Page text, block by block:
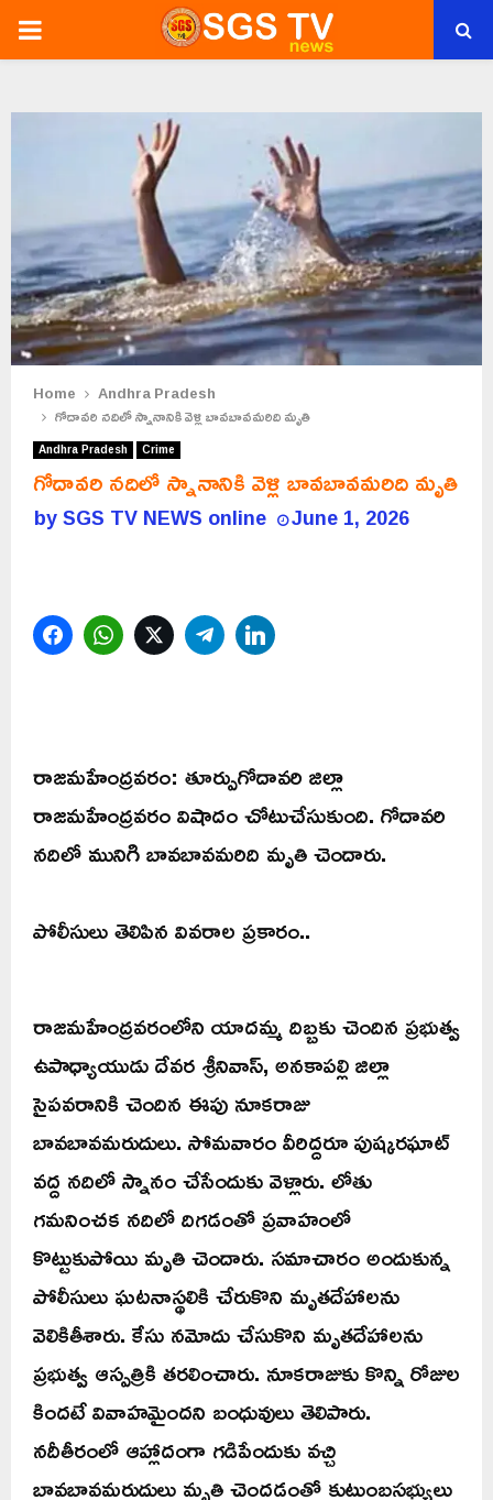
PRIMARY
Home
Andhra Pradesh
గోదావరి నదిలో స్నానానికి వెళ్లి బావబావమరిది మృతి
Andhra Pradesh Crime
గోదావరి నదిలో స్నానానికి వెళ్లి బావబావమరిది మృతి
bySGS TV NEWS online June 1, 2026
FacebookWhatsAppTwitterTelegram
రాజమహేంద్రవరం: తూర్పుగోదావరి జిల్లా
రాజమహేంద్రవరం విషాదం చోటుచేసుకుంది. గోదావరి
నదిలో మునిగి బావబావమరిది మృతి చెందారు.
పోలీసులు తెలిపిన వివరాల ప్రకారం..
రాజమహేంద్రవరంలోని యాదమ్మ దిబ్బకు చెందిన ప్రభుత్వ
ఉపాధ్యాయుడు దేవర శ్రీనివాస్, అనకాపల్లి జిల్లా
సైపవరానికి చెందిన ఈపు నూకరాజు
బావబావమరుదులు. సోమవారం వీరిద్దరూ పుష్కరఘాట్
వద్ద నదిలో స్నానం చేసేందుకు వెళ్లారు. లోతు
గమనించక నదిలో దిగడంతో ప్రవాహంలో
కొట్టుకుపోయి మృతి చెందారు. సమాచారం అందుకున్న
పోలీసులు ఘటనాస్థలికి చేరుకొని మృతదేహాలను
వెలికితీశారు. కేసు నమోదు చేసుకొని మృతదేహాలను
ప్రభుత్వ ఆస్పత్రికి తరలించారు. నూకరాజుకు కొన్ని రోజుల
కిందటే వివాహమైందని బంధువులు తెలిపారు.
నదీతీరంలో ఆహ్లాదంగా గడిపేందుకు వచ్చి
బావబావమరుదులు మృతి చెందడంతో కుటుంబసభ్యులు